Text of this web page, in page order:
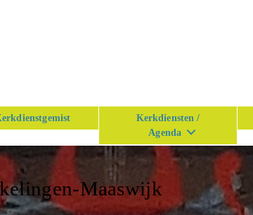
Kerkdiensten /
Agenda
Maaswijk